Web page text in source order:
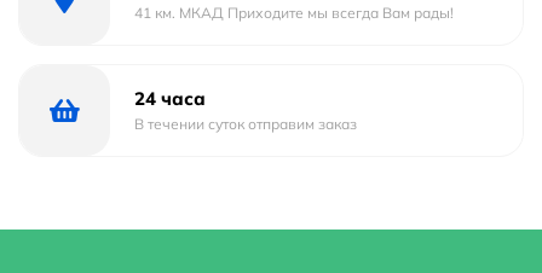
41 км. МКАД Приходите мы всегда Вам рады!
24 часа
В течении суток отправим заказ